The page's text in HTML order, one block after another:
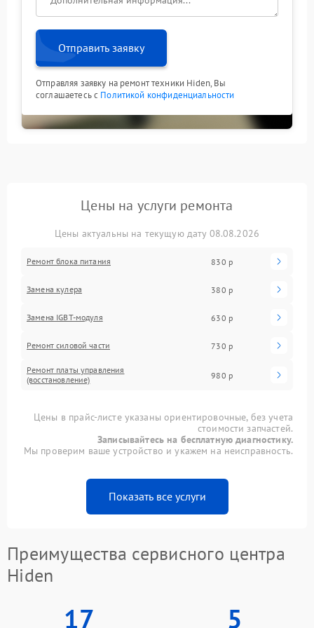
Отправить заявку
Отправляя заявку на ремонт техники Hiden, Вы
соглашаетесь с Политикой конфиденциальности
Цены на услуги ремонта
Цены актуальны на текущую дату 08.08.2026
Ремонт блока питания 830 р
Замена кулера 380 р
Замена IGBT-модуля 630 р
Ремонт силовой части 730 р
Ремонт платы управления
(восстановление)
980 р
Цены в прайс-листе указаны ориентировочные, без учета
стоимости запчастей.
Записывайтесь на бесплатную диагностику.
Мы проверим ваше устройство и укажем на неисправность.
Показать все услуги
Преимущества сервисного центра
Hiden
17 5